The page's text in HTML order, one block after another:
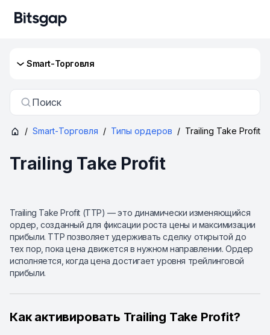
Smart-Торговля
Поиск
/ Smart-Торговля / Типы ордеров / Trailing Take Profit
Trailing Take Profit
Trailing Take Profit (TTP) — это динамически изменяющийся
ордер, созданный для фиксации роста цены и максимизации
прибыли. TTP позволяет удерживать сделку открытой до
тех пор, пока цена движется в нужном направлении. Ордер
исполняется, когда цена достигает уровня трейлинговой
прибыли.
Как активировать Trailing Take Profit?